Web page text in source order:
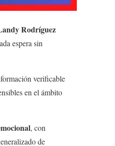
Rodríguez
espera sin
verificable
en el ámbito
, con
de